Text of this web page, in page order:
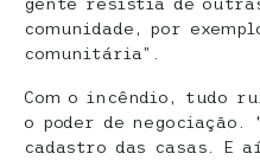
comunidade, por
comunitária”.
Com o incêndio, tudo
o poder de
cadastro das casas. E